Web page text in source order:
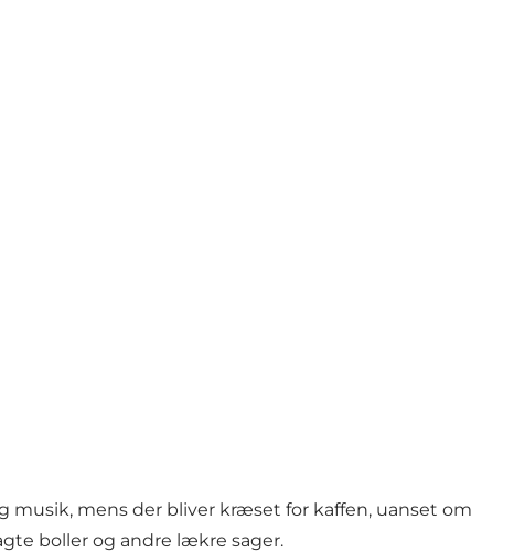
mens der bliver kræset for kaffen, uanset om
boller og andre lækre sager.